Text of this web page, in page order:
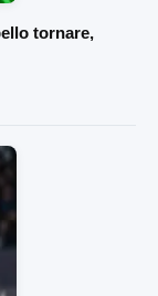
tornare,